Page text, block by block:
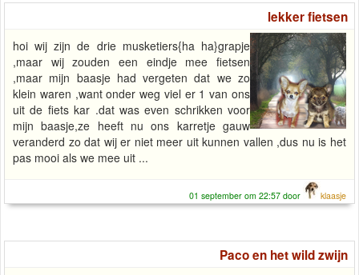
lekker fietsen
hoi wij zijn de drie musketiers{ha ha}grapje
,maar wij zouden een eindje mee fietsen
,maar mijn baasje had vergeten dat we zo
klein waren ,want onder weg viel er 1 van ons
uit de fiets kar .dat was even schrikken voor
mijn baasje,ze heeft nu ons karretje gauw
veranderd zo dat wij er niet meer uit kunnen vallen ,dus nu is het
pas mooi als we mee uit ...
01 september om 22:57 door klaasje
Paco en het wild zwijn